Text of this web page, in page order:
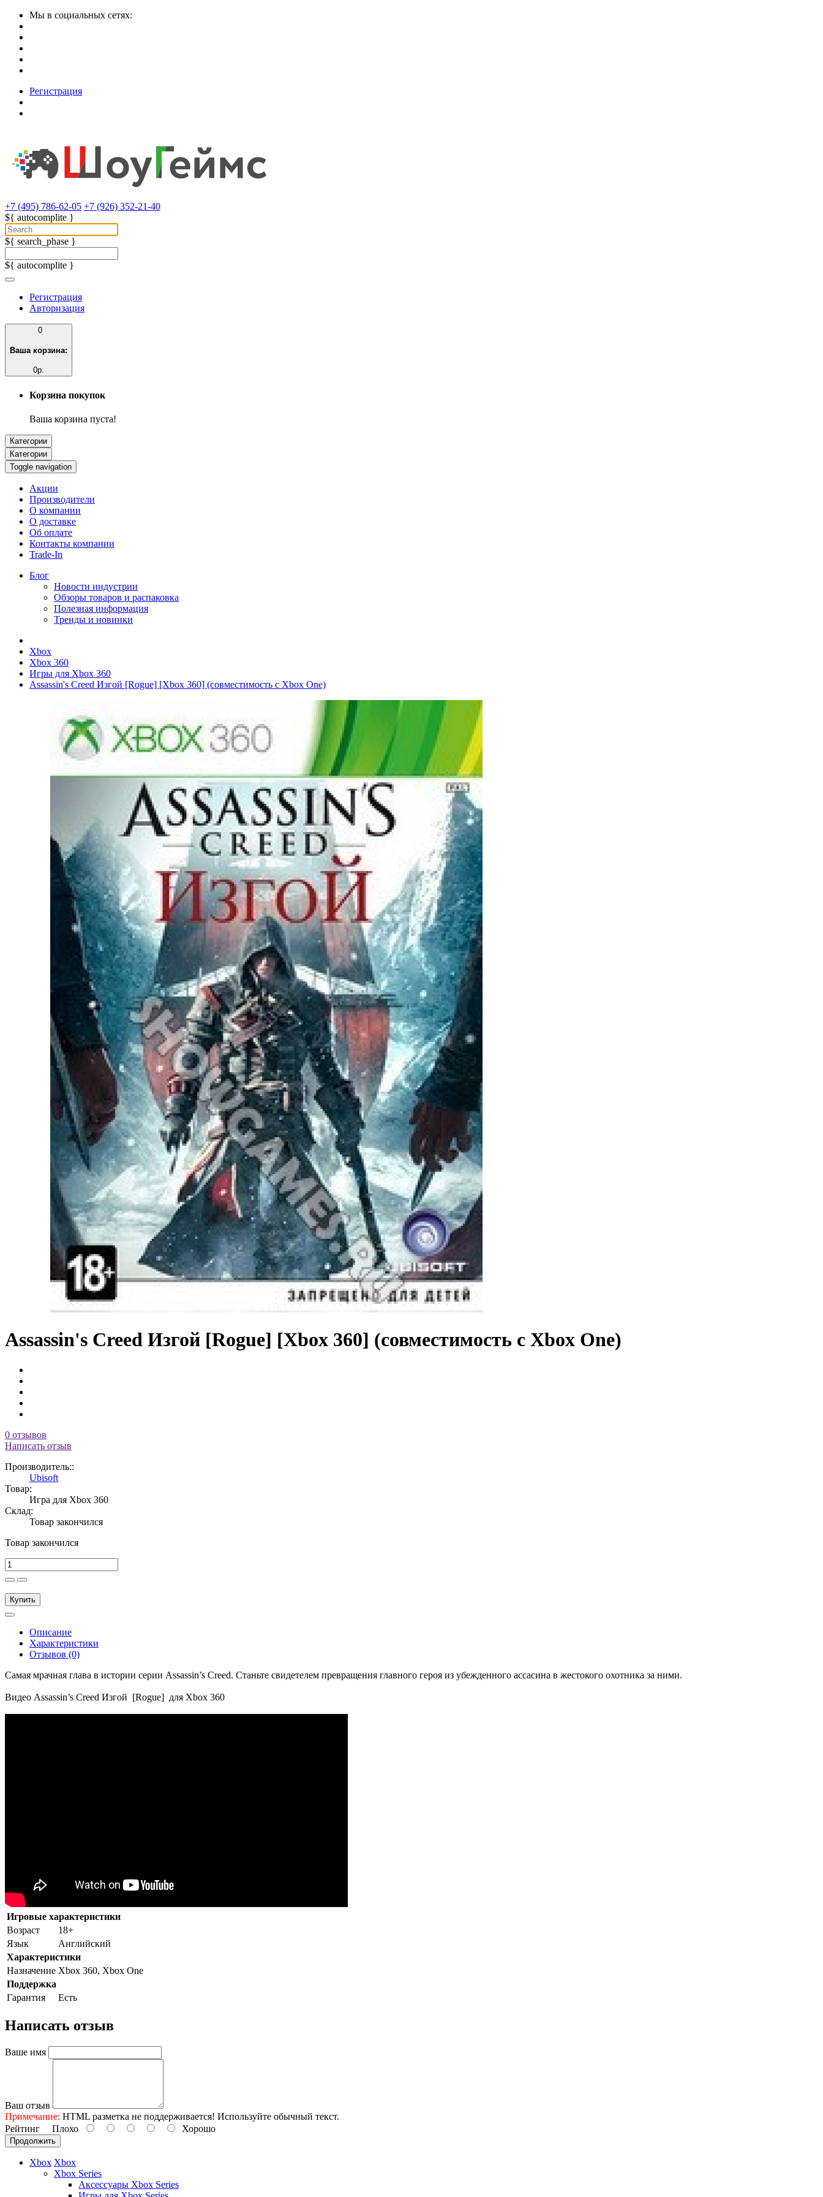
Мы в социальных сетях:
Регистрация
+7 (495) 786-62-05 +7 (926) 352-21-40
${ autocomplite }
${ search_phase }
${ autocomplite }
Регистрация
Авторизация
0
Ваша корзина:
0р.
Корзина покупок
Ваша корзина пуста!
Категории
Категории
Toggle navigation
Акции
Производители
О компании
О доставке
Об оплате
Контакты компании
Trade-In
Блог
Новости индустрии
Обзоры товаров и распаковка
Полезная информация
Тренды и новинки
Xbox
Xbox 360
Игры для Xbox 360
Assassin's Creed Изгой [Rogue] [Xbox 360] (совместимость с Xbox One)
Assassin's Creed Изгой [Rogue] [Xbox 360] (совместимость с Xbox One)
0 отзывов
Написать отзыв
Производитель::
Ubisoft
Товар:
Игра для Xbox 360
Склад:
Товар закончился
Товар закончился
Купить
Описание
Характеристики
Отзывов (0)
Самая мрачная глава в истории серии Assassin’s Creed. Станьте свидетелем превращения главного героя из убежденного ассасина в жестокого охотника за ними.
Видео Assassin’s Creed Изгой [Rogue] для Xbox 360
Игровые характеристики
Возраст
18+
Язык
Английский
Характеристики
Назначение Xbox 360, Xbox One
Поддержка
Гарантия
Есть
Написать отзыв
Ваше имя
Ваш отзыв
Примечание: HTML разметка не поддерживается! Используйте обычный текст.
Рейтинг Плохо Хорошо
Продолжить
Xbox Xbox
Xbox Series
Аксессуары Xbox Series